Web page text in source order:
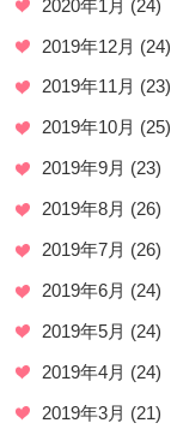
2020年1月 (24)
2019年12月 (24)
2019年11月 (23)
2019年10月 (25)
2019年9月 (23)
2019年8月 (26)
2019年7月 (26)
2019年6月 (24)
2019年5月 (24)
2019年4月 (24)
2019年3月 (21)